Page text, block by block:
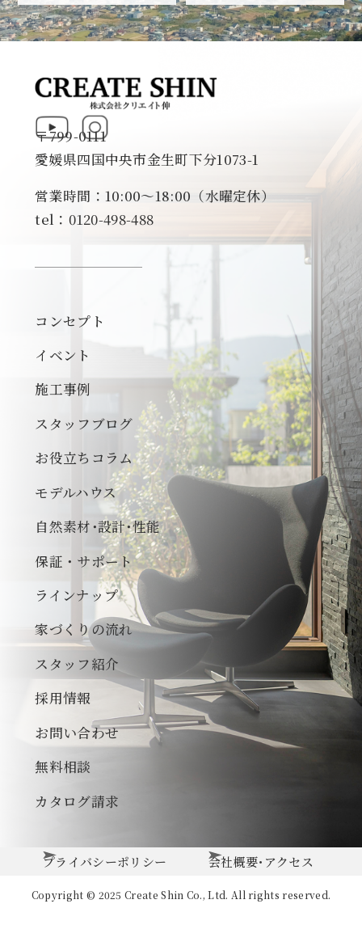
〒799-0111
愛媛県四国中央市金生町下分1073-1
営業時間：10:00～18:00（水曜定休）
tel：0120-498-488
コンセプト
イベント
施工事例
スタッフブログ
お役立ちコラム
モデルハウス
自然素材･設計･性能
保証・サポート
ラインナップ
家づくりの流れ
スタッフ紹介
採用情報
お問い合わせ
無料相談
カタログ請求
プライバシーポリシー 会社概要･アクセス
Copyright © 2025 Create Shin Co., Ltd. All rights reserved.